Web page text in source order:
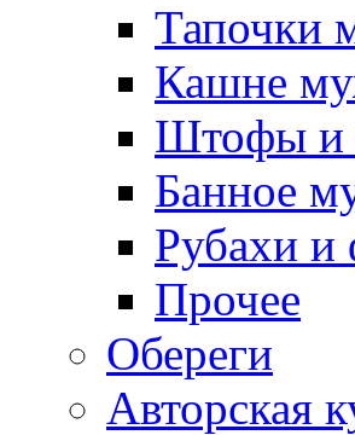
Тапочки
Кашне
Штофы и
Банное
Рубахи и
Прочее
Обереги
Авторская